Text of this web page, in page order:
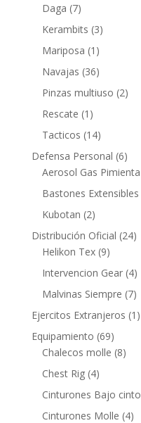
Daga (7)
Kerambits (3)
Mariposa (1)
Navajas (36)
Pinzas multiuso (2)
Rescate (1)
Tacticos (14)
Defensa Personal (6)
Aerosol Gas Pimienta
Bastones Extensibles
Kubotan (2)
Distribución Oficial (24)
Helikon Tex (9)
Intervencion Gear (4)
Malvinas Siempre (7)
Ejercitos Extranjeros (1)
Equipamiento (69)
Chalecos molle (8)
Chest Rig (4)
Cinturones Bajo cinto
Cinturones Molle (4)